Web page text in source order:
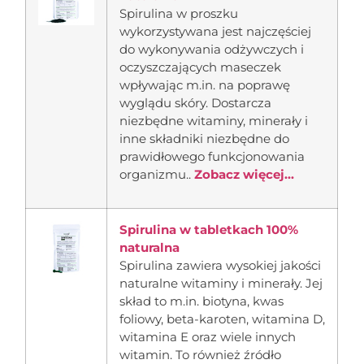
Spirulina w proszku
wykorzystywana jest najczęściej
do wykonywania odżywczych i
oczyszczających maseczek
wpływając m.in. na poprawę
wyglądu skóry. Dostarcza
niezbędne witaminy, minerały i
inne składniki niezbędne do
prawidłowego funkcjonowania
organizmu..Zobacz więcej...
Spirulina w tabletkach 100%
naturalna
Spirulina zawiera wysokiej jakości
naturalne witaminy i minerały. Jej
skład to m.in. biotyna, kwas
foliowy, beta-karoten, witamina D,
witamina E oraz wiele innych
witamin. To również źródło